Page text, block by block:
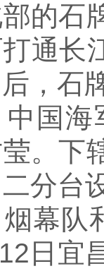
的石
通长
，石
海军
莹。
分台
幕队
日宜